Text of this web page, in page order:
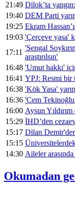
21:49 Dilok’ta
19:40 DEM Parti
19:25 Ekram
19:03 'Çerçeve yasa'
17:11
'Şengal
araştırılsın'
16:48 'Umut hakkı'
16:41 YPJ: Resmi bir
16:38 'Kök Yasa'
16:36 'Cem
16:00 Aysun Yıldırım
15:29 İHD’den
15:17 Dilan
15:15
14:30 Aileler
Okumadan